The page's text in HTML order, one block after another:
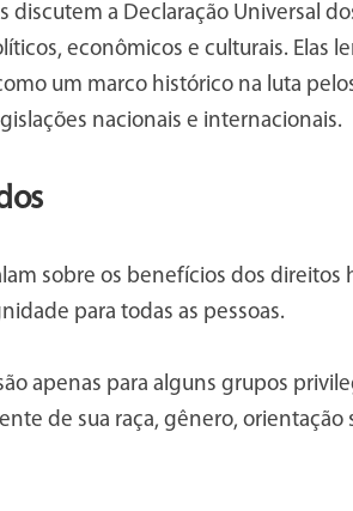
discutem a Declaração Universal
econômicos e culturais. Elas
um marco histórico na luta
nacionais e internacionais.
sobre os benefícios dos direitos
para todas as pessoas.
apenas para alguns grupos
de sua raça, gênero, orientação